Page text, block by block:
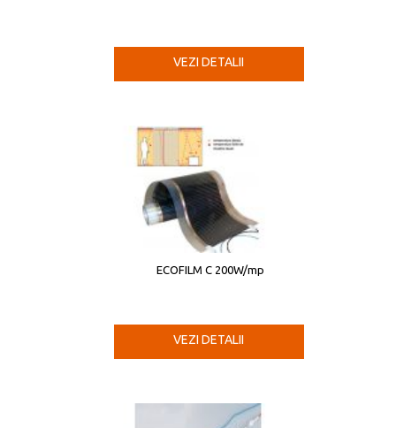
VEZI DETALII
ECOFILM C 200W/mp
VEZI DETALII